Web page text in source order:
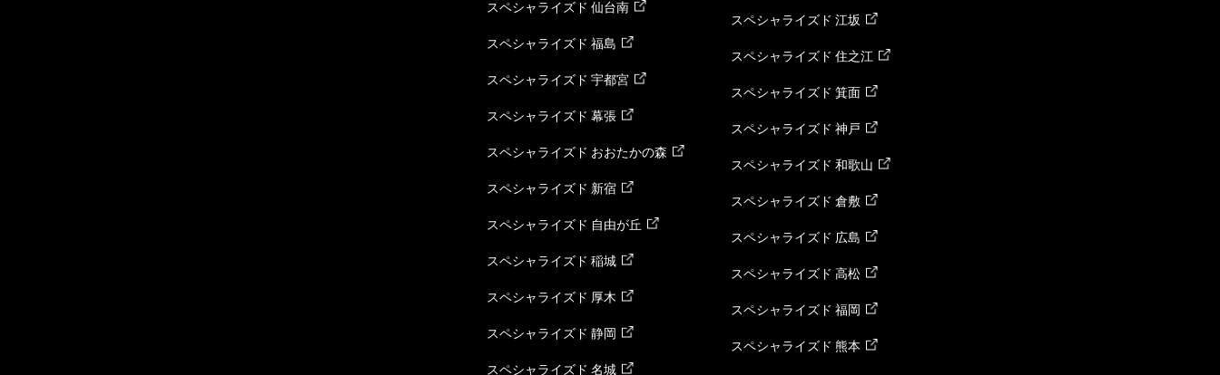
スペシャライズド 仙台南
スペシャライズド 福島
スペシャライズド 宇都宮
スペシャライズド 幕張
スペシャライズド おおたかの森
スペシャライズド 新宿
スペシャライズド 自由が丘
スペシャライズド 稲城
スペシャライズド 厚木
スペシャライズド 静岡
スペシャライズド 名城
スペシャライズド 江坂
スペシャライズド 住之江
スペシャライズド 箕面
スペシャライズド 神戸
スペシャライズド 和歌山
スペシャライズド 倉敷
スペシャライズド 広島
スペシャライズド 高松
スペシャライズド 福岡
スペシャライズド 熊本